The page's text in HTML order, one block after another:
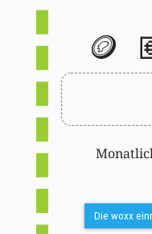
🪙
Die woxx